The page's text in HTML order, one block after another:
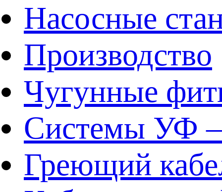
Насосные
Производство
Чугунные
Системы УФ –
Греющий